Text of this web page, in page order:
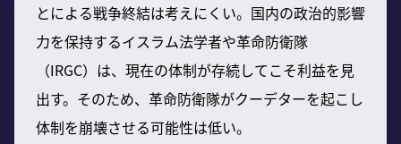
とによる戦争終結は考えにくい。国内の政治的影響
力を保持するイスラム法学者や革命防衛隊
（IRGC）は、現在の体制が存続してこそ利益を見
出す。そのため、革命防衛隊がクーデターを起こし
体制を崩壊させる可能性は低い。